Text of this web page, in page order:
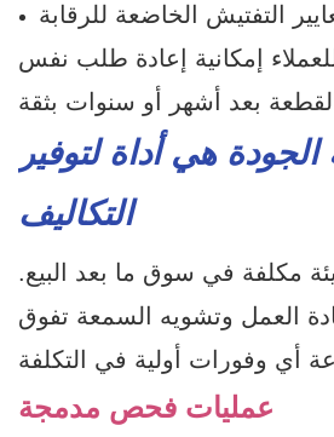
التفتيش الخاضعة للرقابة
إمكانية إعادة طلب نفس
الجودة هي أداة لتوفير
التكاليف
مكلفة في سوق ما بعد البيع.
العمل وتشويه السمعة تفوق
عمليات فحص مدمجة